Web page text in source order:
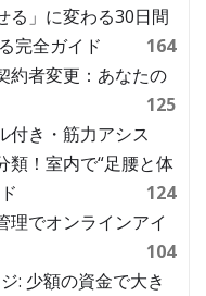
る」に変わる30日間
完全ガイド
164
約者変更：あなたの
125
付き・筋力アシス
類！室内で“足腰と体
124
理でオンラインアイ
104
: 少額の資金で大き